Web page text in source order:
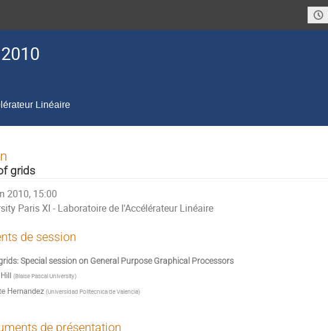
Linéaire
grids
2010, 15:00
Paris XI - Laboratoire de l'Accélérateur Linéaire
de session
Special session on General Purpose Graphical Processors
(Blaise Pascal University)
Hernandez (Universidad Politecnica de Valencia)
de présentation